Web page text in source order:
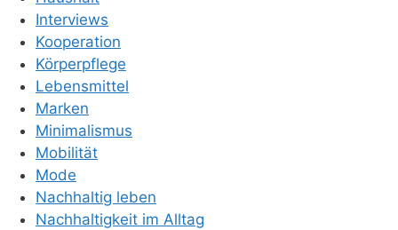
Interviews
Kooperation
Körperpflege
Lebensmittel
Marken
Minimalismus
Mobilität
Mode
Nachhaltig leben
Nachhaltigkeit im Alltag